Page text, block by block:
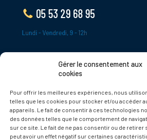
Gérer le consentement aux
cookies
Pour offrir les meilleures expériences, nous
telles que les cookies pour stocker et/ou accéder
appareils. Le fait de consentir à ces technologies
des données telles que le comportement de
sur ce site. Le fait de ne pas consentir ou de
peut avoir un effet négatif sur certaines
05 53 29 68 95
Lundi - Vendredi, 9 - 12h
24620 Tamniès
France
Politique de cookies